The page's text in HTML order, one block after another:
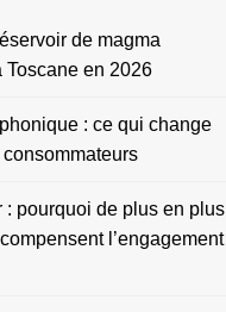
de magma
Toscane en 2026
: ce qui change
: pourquoi de plus en plus
l’engagement